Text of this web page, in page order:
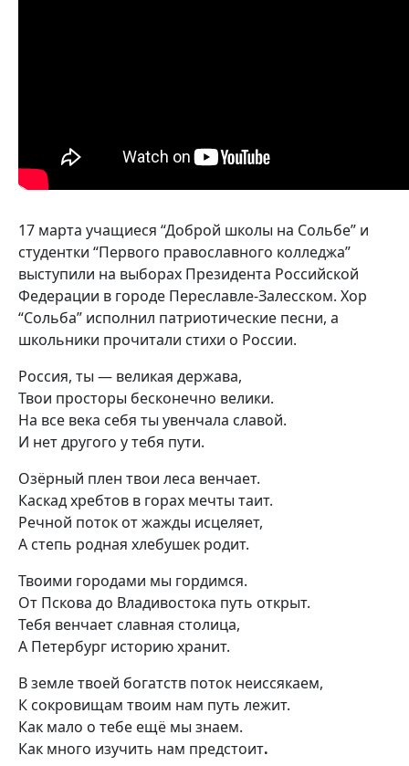
17 марта учащиеся “Доброй школы на Сольбе” и
студентки “Первого православного колледжа”
выступили на выборах Президента Российской
Федерации в городе Переславле-Залесском. Хор
“Сольба” исполнил патриотические песни, а
школьники прочитали стихи о России.
Россия, ты — великая держава,
Твои просторы бесконечно велики.
На все века себя ты увенчала славой.
И нет другого у тебя пути.
Озёрный плен твои леса венчает.
Каскад хребтов в горах мечты таит.
Речной поток от жажды исцеляет,
А степь родная хлебушек родит.
Твоими городами мы гордимся.
От Пскова до Владивостока путь открыт.
Тебя венчает славная столица,
А Петербург историю хранит.
В земле твоей богатств поток неиссякаем,
К сокровищам твоим нам путь лежит.
Как мало о тебе ещё мы знаем.
Как много изучить нам предстоит.